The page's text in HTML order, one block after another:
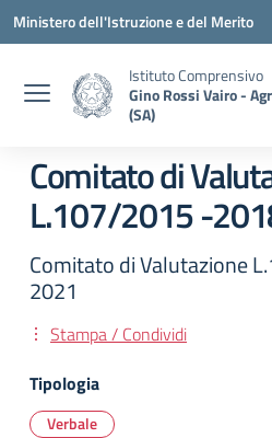
Vai ai contenuti
Vai al menu di navigazione
Vai al footer
Ministero dell'Istruzione e del Merito
Istituto Comprensivo
Gino Rossi Vairo -
(SA)
Comitato di
L.107/2015 -
Comitato di Valutazione
2021
Stampa / Condividi
Tipologia
Verbale